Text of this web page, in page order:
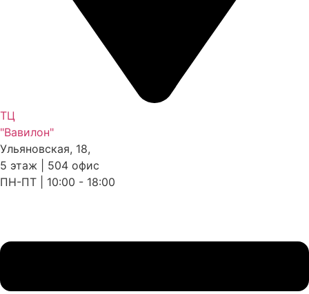
ТЦ
"Вавилон"
Ульяновская, 18,
5 этаж | 504 офис
ПН-ПТ | 10:00 - 18:00